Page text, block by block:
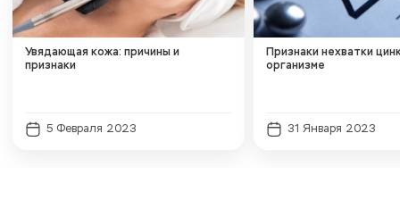
Увядающая кожа: причины и
признаки
5 Февраля 2023
Признаки нехватки
организме
31 Января 2023